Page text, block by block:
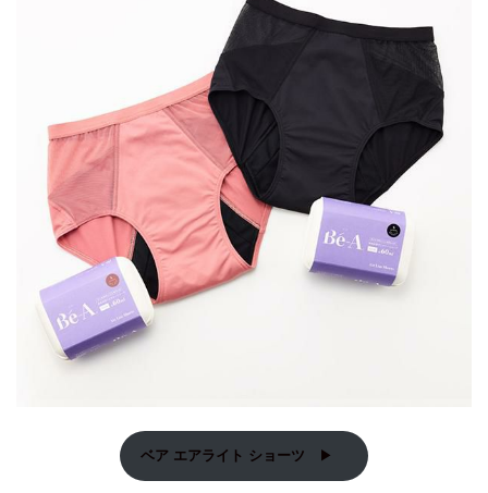
ベア エアライト ショーツ ▶